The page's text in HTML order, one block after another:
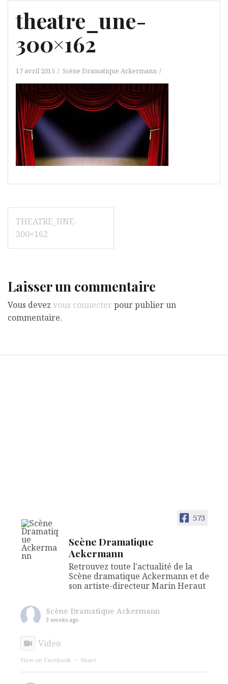
theatre_une-
300×162
17 avril 2015 Scène Dramatique Ackermann
Navigation
de
l’article
THEATRE_UNE-
300×162
Laisser un commentaire
Vous devez vous connecter pour publier un
commentaire.
573
Scène Dramatique
Ackermann
Retrouvez toute l'actualité de la
Scène dramatique Ackermann et de
son artiste-directeur Marin Heraut
Scène Dramatique Ackermann
3 weeks ago
Video
View on Facebook · Share